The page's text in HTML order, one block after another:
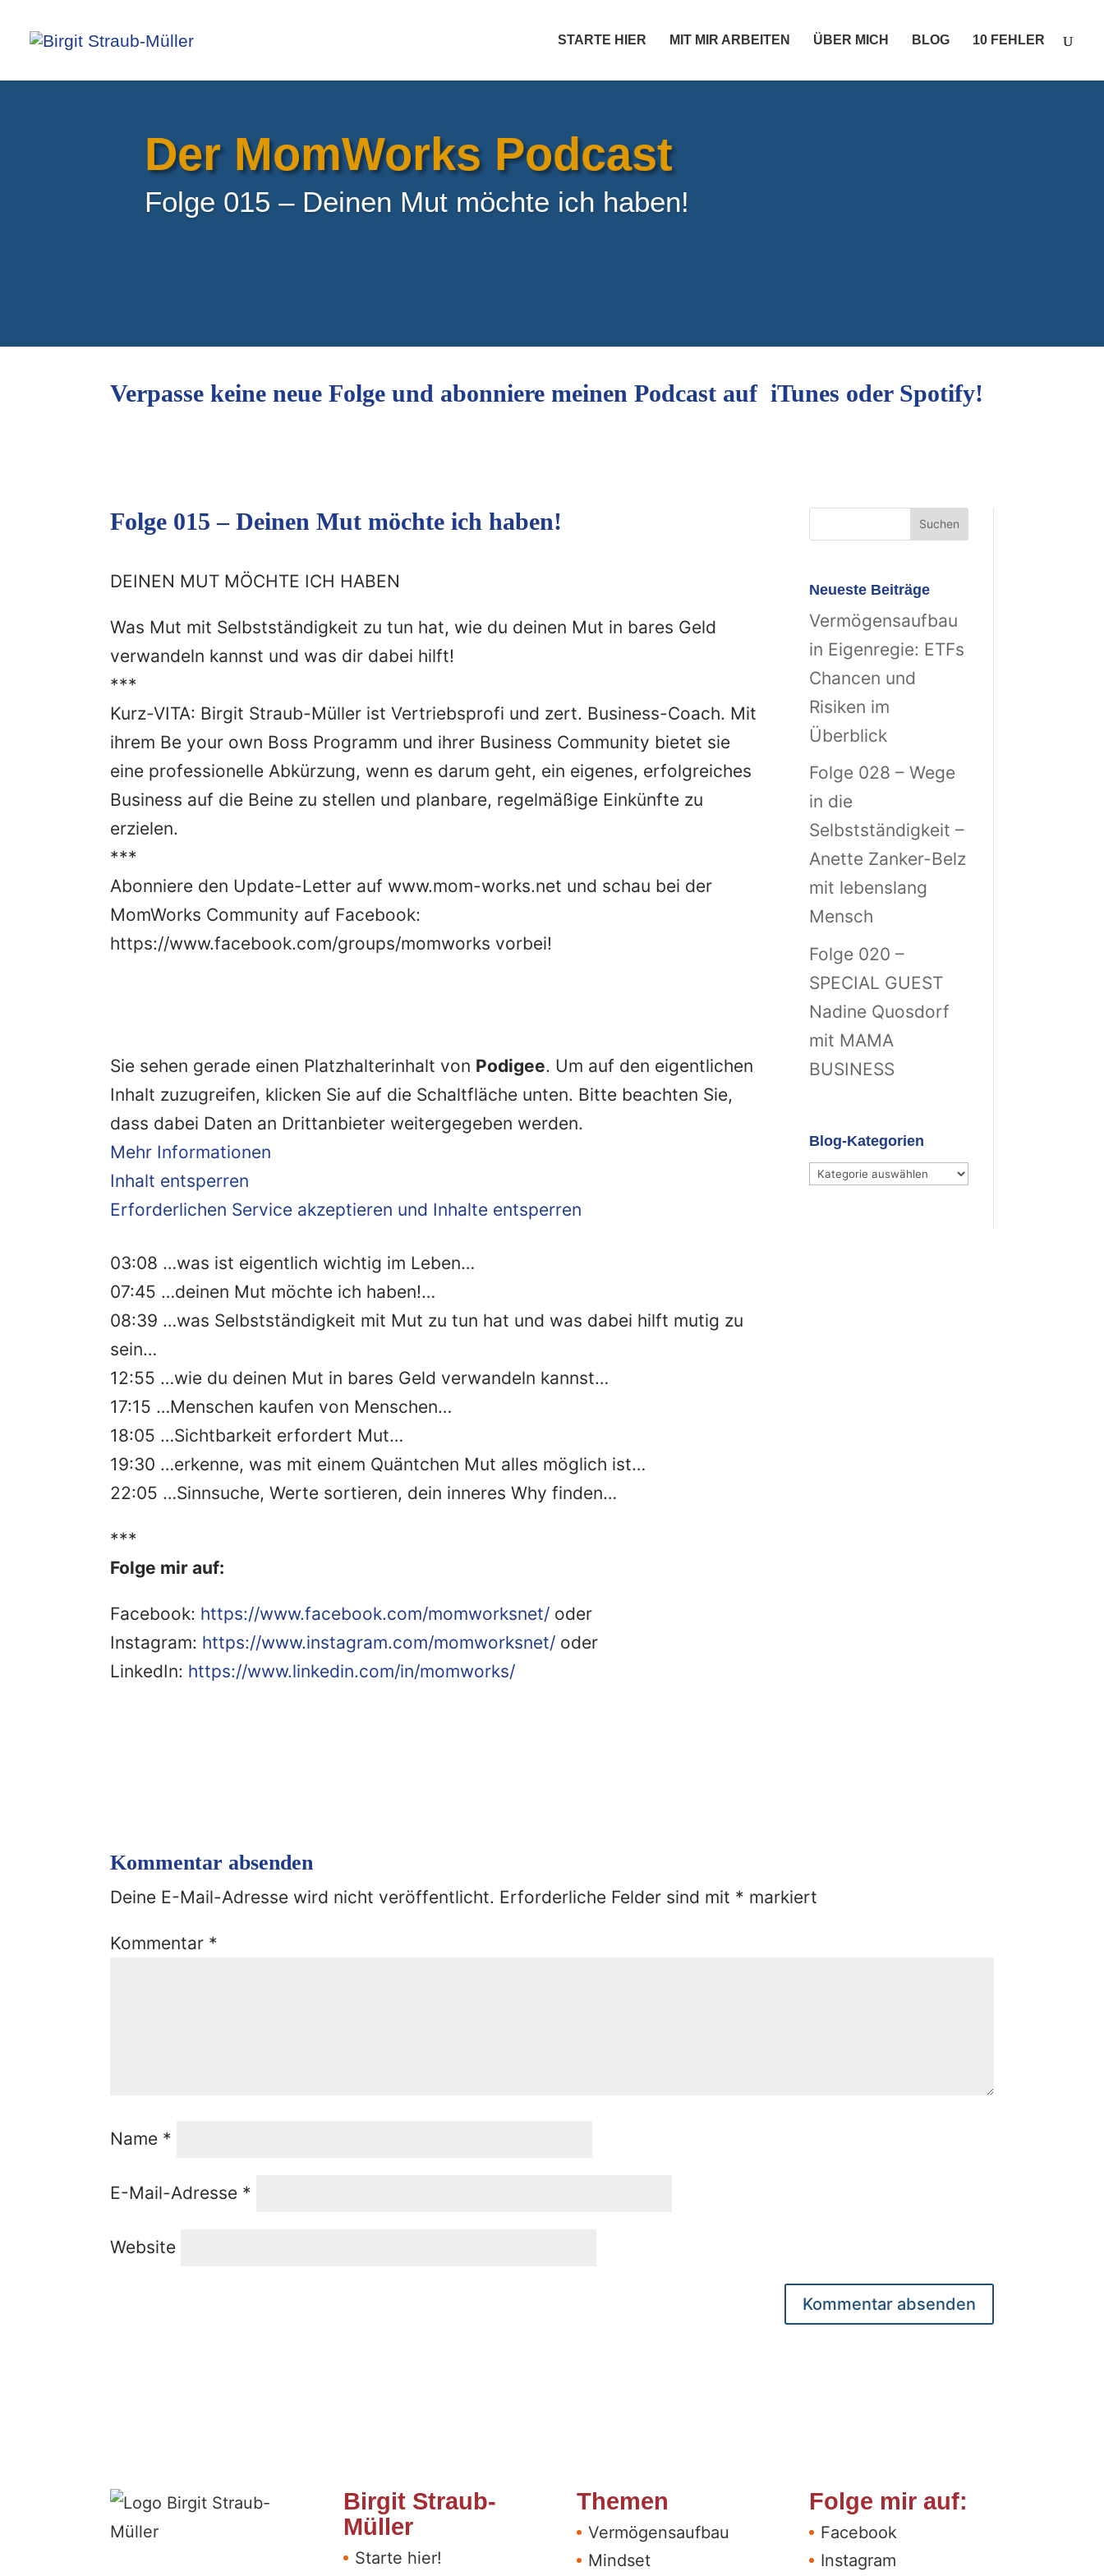
STARTE HIER MIT MIR ARBEITEN ÜBER MICH BLOG 10 FEHLER
Der MomWorks Podcast
Folge 015 – Deinen Mut möchte ich haben!
Verpasse keine neue Folge und abonniere meinen Podcast auf iTunes oder Spotify!
Folge 015 – Deinen Mut möchte ich haben!
DEINEN MUT MÖCHTE ICH HABEN
Was Mut mit Selbstständigkeit zu tun hat, wie du deinen Mut in bares Geld
verwandeln kannst und was dir dabei hilft!
***
Kurz-VITA: Birgit Straub-Müller ist Vertriebsprofi und zert. Business-Coach. Mit
ihrem Be your own Boss Programm und ihrer Business Community bietet sie
eine professionelle Abkürzung, wenn es darum geht, ein eigenes, erfolgreiches
Business auf die Beine zu stellen und planbare, regelmäßige Einkünfte zu
erzielen.
***
Abonniere den Update-Letter auf www.mom-works.net und schau bei der
MomWorks Community auf Facebook:
https://www.facebook.com/groups/momworks vorbei!
Sie sehen gerade einen Platzhalterinhalt von Podigee. Um auf den eigentlichen
Inhalt zuzugreifen, klicken Sie auf die Schaltfläche unten. Bitte beachten Sie,
dass dabei Daten an Drittanbieter weitergegeben werden.
Mehr Informationen
Inhalt entsperren
Erforderlichen Service akzeptieren und Inhalte entsperren
03:08 …was ist eigentlich wichtig im Leben…
07:45 …deinen Mut möchte ich haben!…
08:39 …was Selbstständigkeit mit Mut zu tun hat und was dabei hilft mutig zu
sein…
12:55 …wie du deinen Mut in bares Geld verwandeln kannst…
17:15 …Menschen kaufen von Menschen…
18:05 …Sichtbarkeit erfordert Mut…
19:30 …erkenne, was mit einem Quäntchen Mut alles möglich ist…
22:05 …Sinnsuche, Werte sortieren, dein inneres Why finden…
***
Folge mir auf:
Facebook: https://www.facebook.com/momworksnet/ oder
Instagram: https://www.instagram.com/momworksnet/ oder
LinkedIn: https://www.linkedin.com/in/momworks/
Neueste Beiträge
Vermögensaufbau
in Eigenregie: ETFs
Chancen und
Risiken im
Überblick
Folge 028 – Wege
in die
Selbstständigkeit –
Anette Zanker-Belz
mit lebenslang
Mensch
Folge 020 –
SPECIAL GUEST
Nadine Quosdorf
mit MAMA
BUSINESS
Blog-Kategorien
Blog-
Kommentar absenden
Deine E-Mail-Adresse wird nicht veröffentlicht. Erforderliche Felder sind mit * markiert
Kommentar *
Name *
E-Mail-Adresse *
Website
Birgit Straub-
Müller
Starte hier!
Themen
Vermögensaufbau
Mindset
Folge mir auf:
Facebook
Instagram